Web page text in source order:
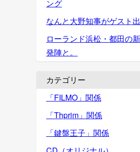
ング
なんと大野知事がゲスト出
ローランド浜松・都田の
発陣と。
カテゴリー
「FILMO」関係
「Thprim」関係
「鍵盤王子」関係